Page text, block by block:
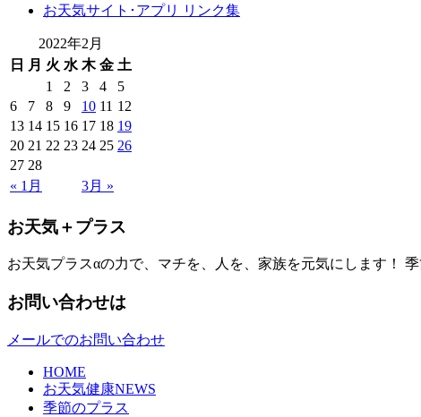
お天気サイト･アプリ リンク集
2022年2月
日
月 火 水 木 金 土
« 1月 3月 »
1 2 3 4
5
6
7 8 9 10 11 12
13 14 15 16 17 18 19
20 21 22 23 24 25 26
27 28
お天気＋プラス
お天気プラスαの力で、マチを、人を、家族を元気にします！
お問い合わせは
メールでのお問い合わせ
HOME
お天気健康NEWS
季節のプラス